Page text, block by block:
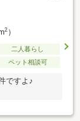
2）
二人暮らし
ペット相談可
ですよ♪